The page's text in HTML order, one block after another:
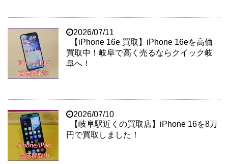
2026/07/11
【iPhone 16e 買取】iPhone 16eを高価
買取中！岐阜で高く売るならクイック岐
阜へ！
2026/07/10
【岐阜駅近くの買取店】iPhone 16を8万
円で買取しました！